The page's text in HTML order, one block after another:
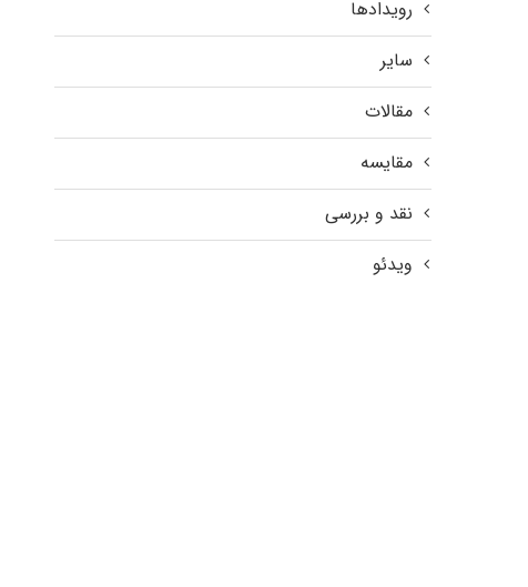
رویدادها
سایر
مقالات
مقایسه
نقد و بررسی
ویدئو